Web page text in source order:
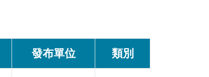
發布單位 類別